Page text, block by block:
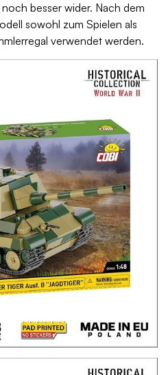
besser wider. Nach dem
sowohl zum Spielen als
verwendet werden.